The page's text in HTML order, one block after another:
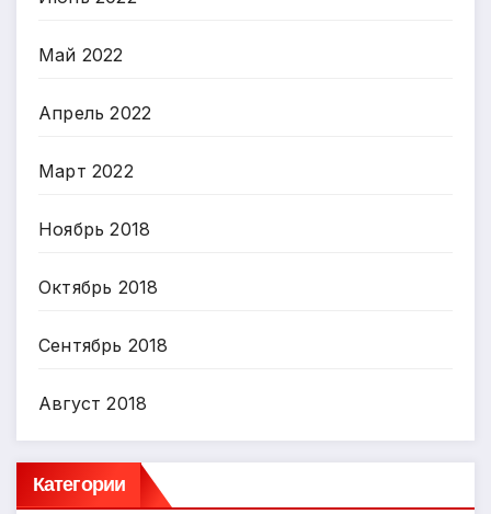
Май 2022
Апрель 2022
Март 2022
Ноябрь 2018
Октябрь 2018
Сентябрь 2018
Август 2018
Категории